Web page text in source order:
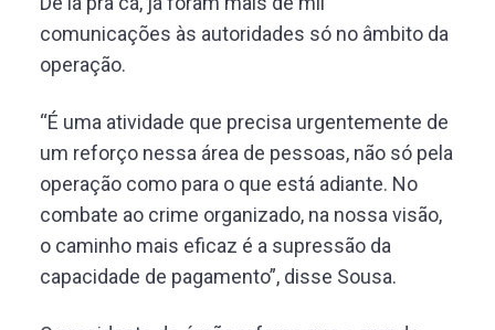
comunicações às autoridades só no âmbito da
operação.
“É uma atividade que precisa urgentemente de
um reforço nessa área de pessoas, não só pela
operação como para o que está adiante. No
combate ao crime organizado, na nossa visão,
o caminho mais eficaz é a supressão da
capacidade de pagamento”, disse Sousa.